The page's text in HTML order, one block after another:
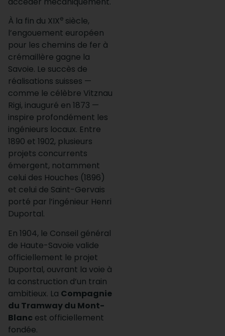
À la fin du XIXe siècle,
l’engouement européen
pour les chemins de fer à
crémaillère gagne la
Savoie. Le succès de
réalisations suisses —
comme le célèbre Vitznau
Rigi, inauguré en 1873 —
inspire profondément les
ingénieurs locaux. Entre
1890 et 1902, plusieurs
projets concurrents
émergent, notamment
celui des Houches (1896)
et celui de Saint-Gervais
porté par l’ingénieur Henri
Duportal.
En 1904, le Conseil général
de Haute-Savoie valide
officiellement le projet
Duportal, ouvrant la voie à
la construction d’un train
ambitieux. La Compagnie
du Tramway du Mont-
Blanc est officiellement
fondée.